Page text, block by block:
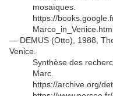
mosaïques.
https://
— DEMUS (Otto), 1988,
Venice.
Synthèse des
Marc.
https://archive.org/